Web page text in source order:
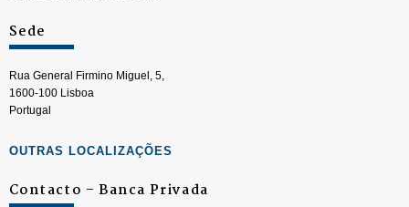
Sede
Rua General Firmino Miguel, 5,
1600-100 Lisboa
Portugal
OUTRAS LOCALIZAÇÕES
Contacto – Banca Privada